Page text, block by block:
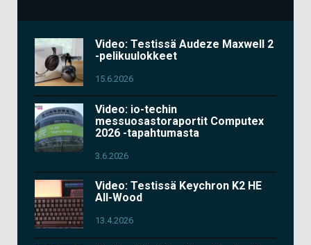
Video: Testissä Audeze Maxwell 2
-pelikuulokkeet
15.6.2026
Video: io-techin
messuosastoraportit Computex
2026 -tapahtumasta
3.6.2026
Video: Testissä Keychron K2 HE
All-Wood
13.4.2026